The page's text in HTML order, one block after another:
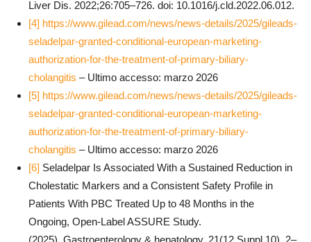
Liver Dis. 2022;26:705–726. doi: 10.1016/j.cld.2022.06.012.
[4] https://www.gilead.com/news/news-details/2025/gileads-
seladelpar-granted-conditional-european-marketing-
authorization-for-the-treatment-of-primary-biliary-
cholangitis – Ultimo accesso: marzo 2026
[5] https://www.gilead.com/news/news-details/2025/gileads-
seladelpar-granted-conditional-european-marketing-
authorization-for-the-treatment-of-primary-biliary-
cholangitis – Ultimo accesso: marzo 2026
[6] Seladelpar Is Associated With a Sustained Reduction in
Cholestatic Markers and a Consistent Safety Profile in
Patients With PBC Treated Up to 48 Months in the
Ongoing, Open-Label ASSURE Study.
(2025). Gastroenterology & hepatology, 21(12 Suppl 10), 2–